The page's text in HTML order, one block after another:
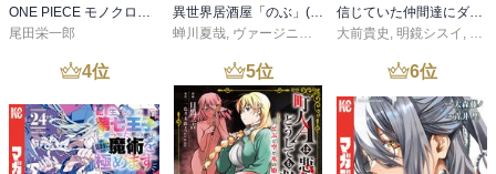
ONE PIECE モノクロ版 115
尾田栄一郎
異世界居酒屋「のぶ」(22)
蝉川夏哉, ヴァージニア二等兵 ,転
信じていた仲間達にダンジョン奥地で殺されかけたがギフト『無限ガチャ』でレベル９９９９の仲間達を手に入れて元パーティーメンバーと世界に復讐＆『ざまぁ！』します！（２３）
大前貴史 , 明鏡シスイ , ｔ
4位 5位 6位